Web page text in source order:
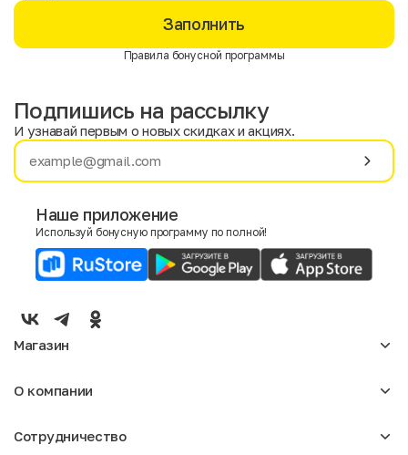
Заполнить
Правила бонусной программы
Имя
E-mail
Мужской
Подпишись на рассылку
И узнавай первым о новых скидках и акциях.
Наше приложение
Используй бонусную программу по полной!
Магазин
Мужское
О компании
Отзывы
Сотрудничество